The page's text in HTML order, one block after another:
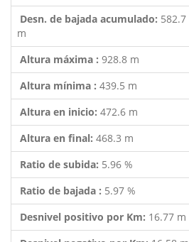
Desn. de bajada acumulado: 582.7
m
Altura máxima : 928.8 m
Altura mínima : 439.5 m
Altura en inicio: 472.6 m
Altura en final: 468.3 m
Ratio de subida: 5.96 %
Ratio de bajada : 5.97 %
Desnivel positivo por Km: 16.77 m